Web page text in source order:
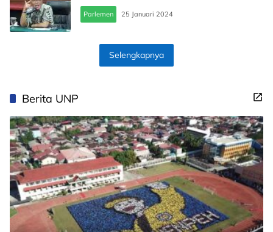
Parlemen 25 Januari 2024
Selengkapnya
Berita UNP